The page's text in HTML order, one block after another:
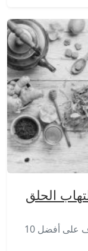
تجاوزي صعوبة فصل الشتاء من خلال التعرف على أفضل 10